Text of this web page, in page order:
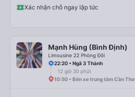
Xác nhận chỗ ngay lập tức
Mạnh Hùng (Bình Định)
Limousine 22 Phòng Đôi
22:20 • Ngã 3 Thành
12 giờ 30 phút
10:50 • Bến xe trung tâm Cần Thơ